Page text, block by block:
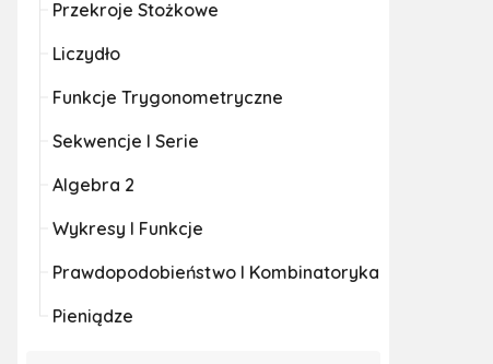
Przekroje Stożkowe
Liczydło
Funkcje Trygonometryczne
Sekwencje I Serie
Algebra 2
Wykresy I Funkcje
Prawdopodobieństwo I Kombinatoryka
Pieniądze